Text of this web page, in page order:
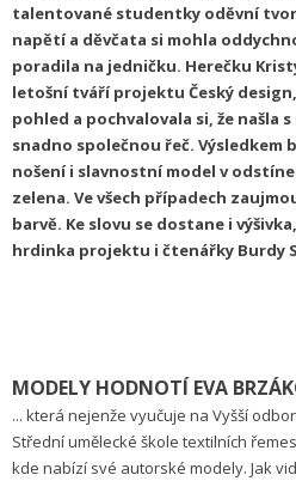
talentované studentky oděvní
napětí a děvčata si mohla
poradila na jedničku. Herečku
letošní tváří projektu Český
pohled a pochvalovala si, že našla
snadno společnou řeč. Výsledkem
nošení i slavnostní model v
zelena. Ve všech případech
barvě. Ke slovu se dostane i
hrdinka projektu i čtenářky Burdy
MODELY HODNOTÍ EVA
... která nejenže vyučuje na Vyšší
Střední umělecké škole textilních
kde nabízí své autorské modely. Jak